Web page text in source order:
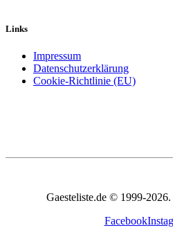
Links
Impressum
Datenschutzerklärung
Cookie-Richtlinie (EU)
Gaesteliste.de © 1999-
Facebook